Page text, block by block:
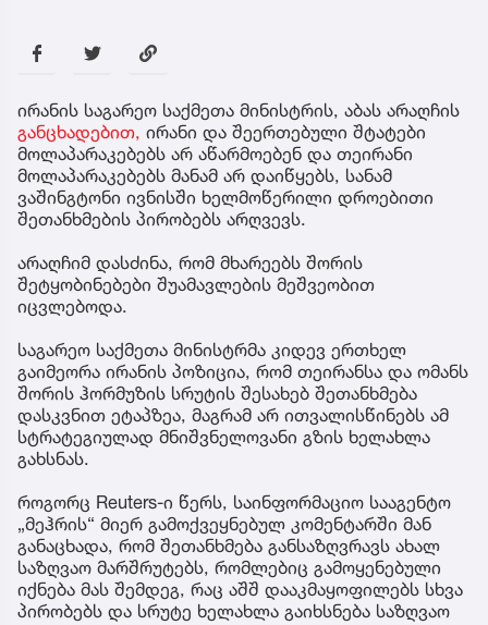
ირანის საგარეო საქმეთა მინისტრის, აბას არაღჩის
განცხადებით, ირანი და შეერთებული შტატები
მოლაპარაკებებს არ აწარმოებენ და თეირანი
მოლაპარაკებებს მანამ არ დაიწყებს, სანამ
ვაშინგტონი ივნისში ხელმოწერილი დროებითი
შეთანხმების პირობებს არღვევს.
არაღჩიმ დასძინა, რომ მხარეებს შორის
შეტყობინებები შუამავლების მეშვეობით
იცვლებოდა.
საგარეო საქმეთა მინისტრმა კიდევ ერთხელ
გაიმეორა ირანის პოზიცია, რომ თეირანსა და ომანს
შორის ჰორმუზის სრუტის შესახებ შეთანხმება
დასკვნით ეტაპზეა, მაგრამ არ ითვალისწინებს ამ
სტრატეგიულად მნიშვნელოვანი გზის ხელახლა
გახსნას.
როგორც Reuters-ი წერს, საინფორმაციო სააგენტო
„მეჰრის“ მიერ გამოქვეყნებულ კომენტარში მან
განაცხადა, რომ შეთანხმება განსაზღვრავს ახალ
საზღვაო მარშრუტებს, რომლებიც გამოყენებული
იქნება მას შემდეგ, რაც აშშ დააკმაყოფილებს სხვა
პირობებს და სრუტე ხელახლა გაიხსნება საზღვაო